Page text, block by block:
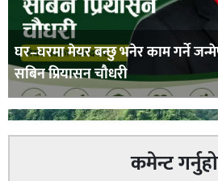
घर–घरमा मेयर बन्छु भनेर काम गर्ने
सबिन प्रियासन चौधरी
कमेन्ट